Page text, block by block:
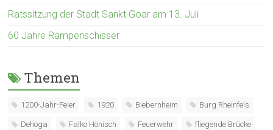
Ratssitzung der Stadt Sankt Goar am 13. Juli
60 Jahre Rampenschisser
Themen
1200-Jahr-Feier 1920 Biebernheim Burg Rheinfels
Dehoga Falko Hönisch Feuerwehr fliegende Brücke